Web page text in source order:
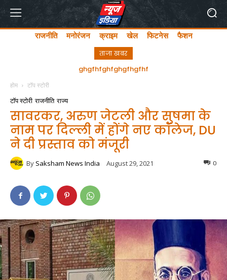
राजनीति मनोरंजन क्राइम खेल फिटनेस फैशन
ताजा खबर
अयोध्या में लता मंगेशकर चौक का सीएम योगी ने किया उद्घाटन
होम टॉप स्टोरी
टॉप स्टोरी राजनीति राज्य
सावरकर, अरुण जेटली और सुषमा के
नाम पर दिल्ली में होंगे नए कॉलेज, DU
ने दी प्रस्ताव को मंजूरी
By Saksham News India August 29, 2021 0